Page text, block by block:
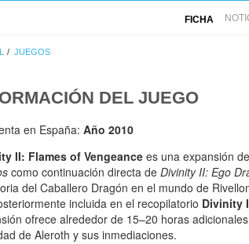
FICHA
JUEGOS
DEL JUEGO
en España: Año 2010
II: Flames of Vengeance es una expansión
como continuación directa de Divinity II: Ego
del Caballero Dragón en el mundo de
incluida en el recopilatorio Divinity
ofrece alrededor de 15–20 horas
de Aleroth y sus inmediaciones.